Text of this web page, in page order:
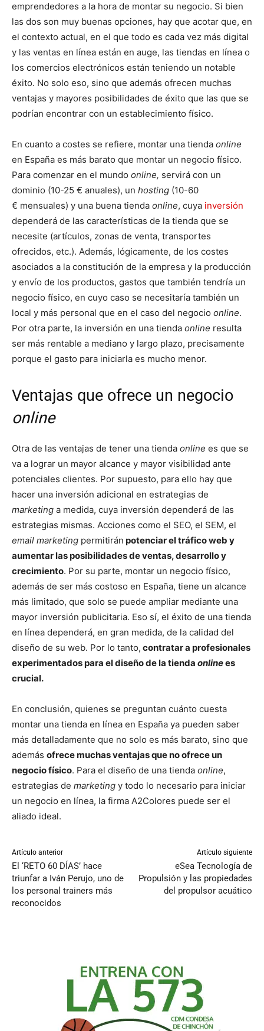
emprendedores a la hora de montar su negocio. Si bien
las dos son muy buenas opciones, hay que acotar que, en
el contexto actual, en el que todo es cada vez más digital
y las ventas en línea están en auge, las tiendas en línea o
los comercios electrónicos están teniendo un notable
éxito. No solo eso, sino que además ofrecen muchas
ventajas y mayores posibilidades de éxito que las que se
podrían encontrar con un establecimiento físico.
En cuanto a costes se refiere, montar una tienda online
en España es más barato que montar un negocio físico.
Para comenzar en el mundo online, servirá con un
dominio (10-25 € anuales), un hosting (10-60
€ mensuales) y una buena tienda online, cuya inversión
dependerá de las características de la tienda que se
necesite (artículos, zonas de venta, transportes
ofrecidos, etc.). Además, lógicamente, de los costes
asociados a la constitución de la empresa y la producción
y envío de los productos, gastos que también tendría un
negocio físico, en cuyo caso se necesitaría también un
local y más personal que en el caso del negocio online.
Por otra parte, la inversión en una tienda online resulta
ser más rentable a mediano y largo plazo, precisamente
porque el gasto para iniciarla es mucho menor.
Ventajas que ofrece un negocio
online
Otra de las ventajas de tener una tienda online es que se
va a lograr un mayor alcance y mayor visibilidad ante
potenciales clientes. Por supuesto, para ello hay que
hacer una inversión adicional en estrategias de
marketing a medida, cuya inversión dependerá de las
estrategias mismas. Acciones como el SEO, el SEM, el
email marketing permitirán potenciar el tráfico web y
aumentar las posibilidades de ventas, desarrollo y
crecimiento. Por su parte, montar un negocio físico,
además de ser más costoso en España, tiene un alcance
más limitado, que solo se puede ampliar mediante una
mayor inversión publicitaria. Eso sí, el éxito de una tienda
en línea dependerá, en gran medida, de la calidad del
diseño de su web. Por lo tanto, contratar a profesionales
experimentados para el diseño de la tienda onlinees
crucial.
En conclusión, quienes se preguntan cuánto cuesta
montar una tienda en línea en España ya pueden saber
más detalladamente que no solo es más barato, sino que
además ofrece muchas ventajas que no ofrece un
negocio físico. Para el diseño de una tienda online,
estrategias de marketing y todo lo necesario para iniciar
un negocio en línea, la firma A2Colores puede ser el
aliado ideal.
Artículo anterior
El ‘RETO 60 DÍAS’ hace
triunfar a Iván Perujo, uno de
los personal trainers más
reconocidos
Artículo siguiente
eSea Tecnología de
Propulsión y las propiedades
del propulsor acuático